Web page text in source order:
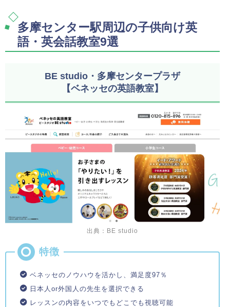
多摩センター駅周辺の子供向け英
語・英会話教室9選
BE studio・多摩センタープラザ
【ベネッセの英語教室】
出典：BE studio
ベネッセのノウハウを活かし、満足度97％
日本人or外国人の先生を選択できる
レッスンの内容をいつでもどこでも視聴可能